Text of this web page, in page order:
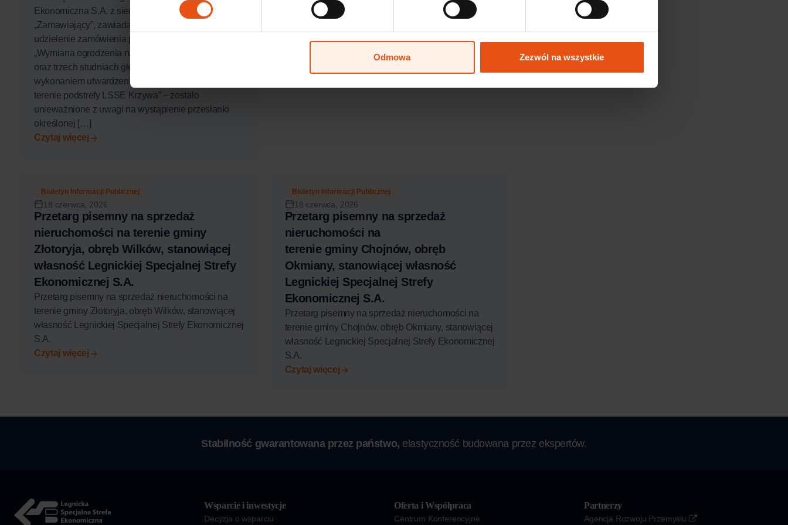
Odmowa Zezwól na wszystkie
Ekonomiczna S.A. z siedzibą w Legnicy
„Zamawiający”, zawiadamia, że postępowanie o
udzielenie zamówienia prowadzone pod nazwą:
„Wymiana ogrodzenia na zbiorniku retencyjnym nr 1
oraz trzech studniach głębinowych wraz z
wykonaniem utwardzenia terenu i oświetlenia na
terenie podstrefy LSSE Krzywa” – zostało
unieważnione z uwagi na wystąpienie przesłanki
określonej […]
Czytaj więcej
Więcej informacji:
Czytaj więcej
Biuletyn Informacji Publicznej
18 czerwca, 2026
Przetarg pisemny na sprzedaż
nieruchomości na terenie gminy
Złotoryja, obręb Wilków, stanowiącej
własność Legnickiej Specjalnej Strefy
Ekonomicznej S.A.
Przetarg pisemny na sprzedaż nieruchomości na
terenie gminy Złotoryja, obręb Wilków, stanowiącej
własność Legnickiej Specjalnej Strefy Ekonomicznej
S.A.
Czytaj więcej
Biuletyn Informacji Publicznej
18 czerwca, 2026
Przetarg pisemny na sprzedaż
nieruchomości na
terenie gminy Chojnów, obręb
Okmiany, stanowiącej własność
Legnickiej Specjalnej Strefy
Ekonomicznej S.A.
Przetarg pisemny na sprzedaż nieruchomości na
terenie gminy Chojnów, obręb Okmiany, stanowiącej
własność Legnickiej Specjalnej Strefy Ekonomicznej
S.A.
Czytaj więcej
Stabilność gwarantowana przez państwo, elastyczność budowana przez ekspertów.
Wsparcie i inwestycje
Decyzja o wsparciu
Oferta i Współpraca
Centrum Konferencyjne
Partnerzy
Agencja Rozwoju Przemysłu